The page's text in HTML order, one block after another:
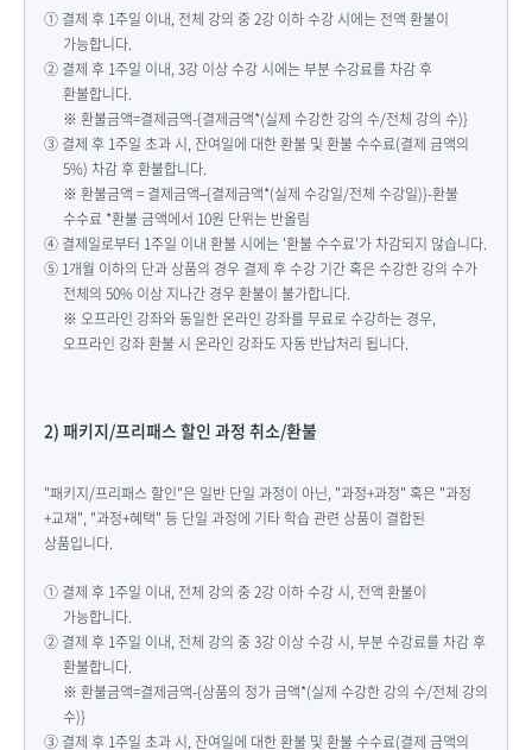
① 결제 후 1주일 이내, 전체 강의 중 2강 이하 수강 시에는 전액 환불이
가능합니다.
② 결제 후 1주일 이내, 3강 이상 수강 시에는 부분 수강료를 차감 후
환불합니다.
※ 환불금액=결제금액-{결제금액*(실제 수강한 강의 수/전체 강의 수)}
③ 결제 후 1주일 초과 시, 잔여일에 대한 환불 및 환불 수수료(결제 금액의
5%) 차감 후 환불합니다.
※ 환불금액 = 결제금액–{결제금액*(실제 수강일/전체 수강일)}-환불
수수료 *환불 금액에서 10원 단위는 반올림
④ 결제일로부터 1주일 이내 환불 시에는 '환불 수수료'가 차감되지 않습니다.
⑤ 1개월 이하의 단과 상품의 경우 결제 후 수강 기간 혹은 수강한 강의 수가
전체의 50% 이상 지나간 경우 환불이 불가합니다.
※ 오프라인 강좌와 동일한 온라인 강좌를 무료로 수강하는 경우,
오프라인 강좌 환불 시 온라인 강좌도 자동 반납처리 됩니다.
2) 패키지/프리패스 할인 과정 취소/환불
"패키지/프리패스 할인"은 일반 단일 과정이 아닌, "과정+과정" 혹은 "과정
+교재", "과정+혜택" 등 단일 과정에 기타 학습 관련 상품이 결합된
상품입니다.
① 결제 후 1주일 이내, 전체 강의 중 2강 이하 수강 시, 전액 환불이
가능합니다.
② 결제 후 1주일 이내, 전체 강의 중 3강 이상 수강 시, 부분 수강료를 차감 후
환불합니다.
※ 환불금액=결제금액-{상품의 정가 금액*(실제 수강한 강의 수/전체 강의
수)}
③ 결제 후 1주일 초과 시, 잔여일에 대한 환불 및 환불 수수료(결제 금액의